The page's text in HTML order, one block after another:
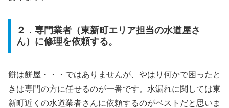
２．専門業者（東新町エリア担当の水道屋さ
ん）に修理を依頼する。
餅は餅屋・・・ではありませんが、やはり何かで困ったと
きは専門の方に任せるのが一番です。水漏れに関しては東
新町近くの水道業者さんに依頼するのがベストだと思いま